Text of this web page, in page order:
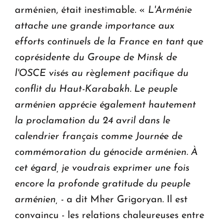
arménien, était inestimable. « L'Arménie
attache une grande importance aux
efforts continuels de la France en tant que
coprésidente du Groupe de Minsk de
l'OSCE visés au règlement pacifique du
conflit du Haut-Karabakh. Le peuple
arménien apprécie également hautement
la proclamation du 24 avril dans le
calendrier français comme Journée de
commémoration du génocide arménien. À
cet égard, je voudrais exprimer une fois
encore la profonde gratitude du peuple
arménien, - a dit Mher Grigoryan. Il est
convaincu - les relations chaleureuses entre